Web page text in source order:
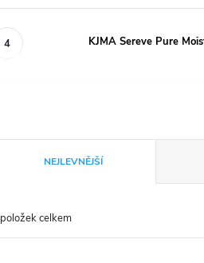
KJMA Sereve Pure
NEJLEVNĚJŠÍ
položek celkem